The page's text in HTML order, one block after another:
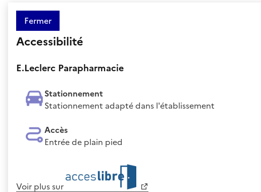
Fermer
Accessibilité
E.Leclerc Parapharmacie
Stationnement
Stationnement adapté dans l'établissement
Accès
Entrée de plain pied
Voir plus sur